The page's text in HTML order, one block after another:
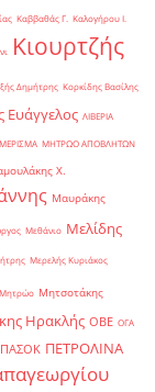
Καββαθάς Γ. Καλογήρου Ι.
Κιουρτζής
Δημήτρης Κορκίδης Βασίλης
Ευάγγελος ΛΙΒΕΡΙΑ
ΜΕΡΙΣΜΑ ΜΗΤΡΩΟ ΑΠΟΒΛΗΤΩΝ
Χ.
Μαυράκης
Μεθάνιο Μελίδης
Μερελής Κυριάκος
Μητρώο Μητσοτάκης
Ηρακλής ΟΒΕ ΟΓΑ
ΠΑΣΟΚ ΠΕΤΡΟΛΙΝΑ